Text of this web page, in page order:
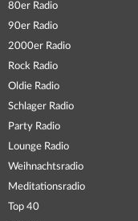
80er Radio
90er Radio
2000er Radio
Rock Radio
Oldie Radio
Schlager Radio
Party Radio
Lounge Radio
Weihnachtsradio
Meditationsradio
Top 40